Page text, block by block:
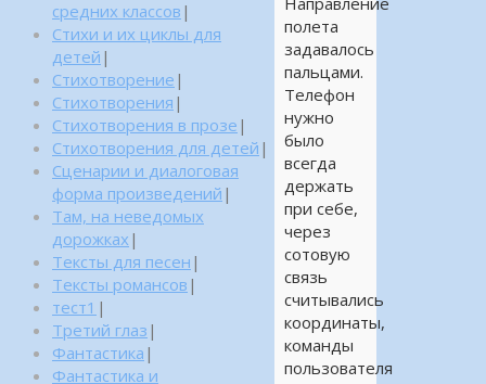
полета
задавалось
пальцами.
Телефон
нужно
было
всегда
держать
при себе,
через
сотовую
связь
считывались
координаты,
команды
пользователя
средних классов |
Стихи и их циклы для
детей |
Стихотворение |
Стихотворения |
Стихотворения в прозе |
Стихотворения для детей |
Сценарии и диалоговая
форма произведений |
Там, на неведомых
дорожках |
Тексты для песен |
Тексты романсов |
тест1 |
Третий глаз |
Фантастика |
Фантастика и